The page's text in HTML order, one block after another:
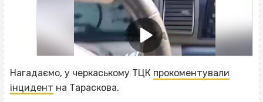
Нагадаємо, у черкаському ТЦК прокоментували
інцидент на Тараскова.